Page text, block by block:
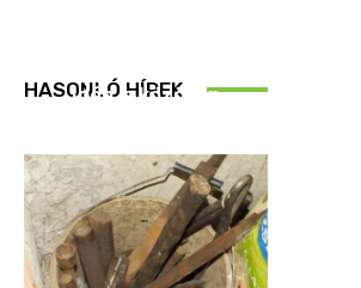
HASONLÓ HÍREK
Idén is közösen